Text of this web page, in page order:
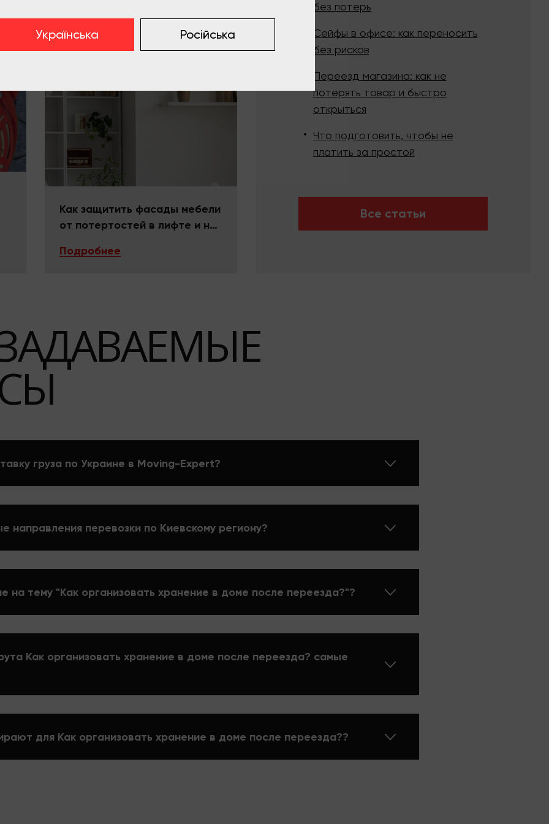
Как защитить фасады мебели
от потертостей в лифте и на
Подробнее
без потерь
Сейфы в офисе: как переносить
без рисков
Переезд магазина: как не
потерять товар и быстро
открыться
Что подготовить, чтобы не
платить за простой
Все статьи
груза по Украине в Moving-Expert?
направления перевозки по Киевскому региону?
на тему "Как организовать хранение в доме после переезда?"?
Как организовать хранение в доме после переезда? самые
для Как организовать хранение в доме после переезда??
Українська Російська